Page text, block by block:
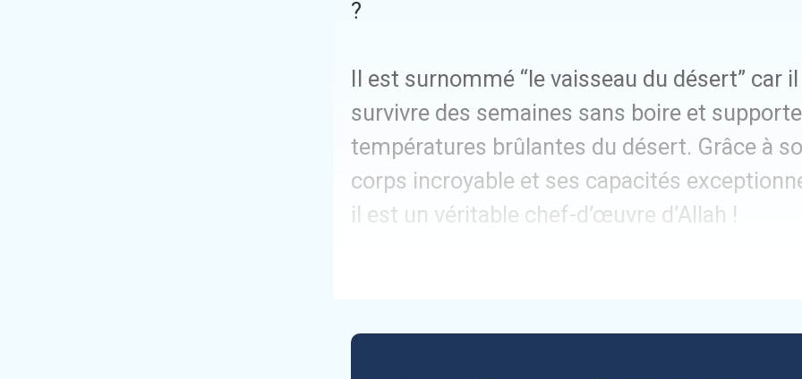
?
Il est surnommé “le vaisseau du désert” car
survivre des semaines sans boire et
températures brûlantes du désert. Grâce à
corps incroyable et ses capacités
il est un véritable chef-d’œuvre d’Allah !